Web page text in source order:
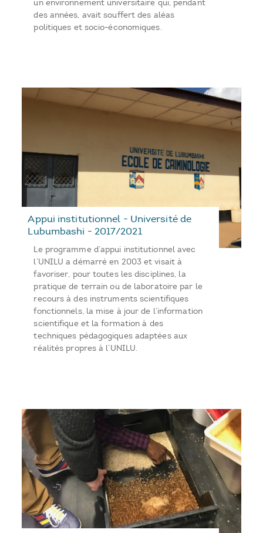
un environnement universitaire qui, pendant
des années, avait souffert des aléas
politiques et socio-économiques.
Appui institutionnel - Université de
Lubumbashi - 2017/2021
Le programme d’appui institutionnel avec
l’UNILU a démarré en 2003 et visait à
favoriser, pour toutes les disciplines, la
pratique de terrain ou de laboratoire par le
recours à des instruments scientifiques
fonctionnels, la mise à jour de l’information
scientifique et la formation à des
techniques pédagogiques adaptées aux
réalités propres à l’UNILU.